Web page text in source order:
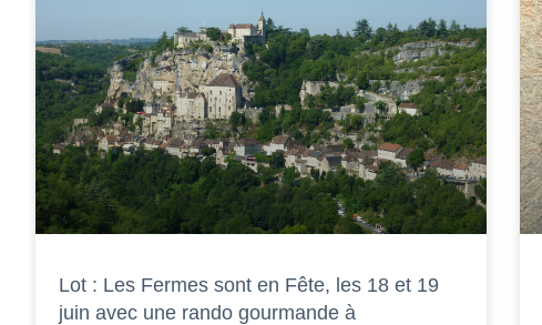
Lot : Les Fermes sont en Fête, les 18 et 19
juin avec une rando gourmande à